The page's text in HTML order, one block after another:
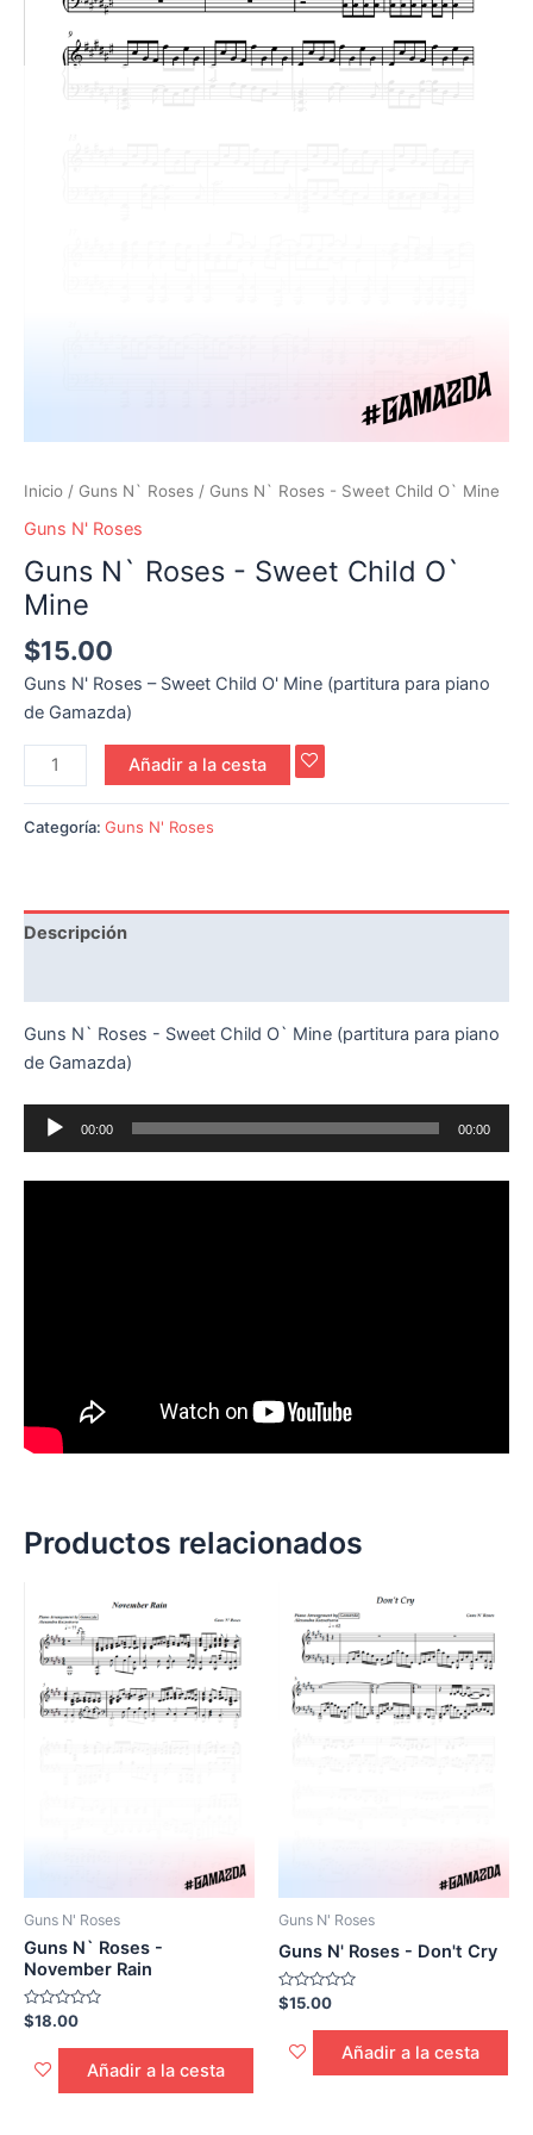
Inicio / Guns N` Roses / Guns N` Roses - Sweet Child O` Mine
Guns N' Roses
Guns N` Roses - Sweet Child O`
Mine
$15.00
Guns N' Roses – Sweet Child O' Mine (partitura para piano
de Gamazda)
Añadir a la cesta
Categoría: Guns N' Roses
Descripción
Guns N` Roses - Sweet Child O` Mine (partitura para piano
de Gamazda)
Audio
00:00 00:00
Productos relacionados
Guns N' Roses
Guns N` Roses -
November Rain
Calificado
0
$18.00
Añadir a la cesta
Guns N' Roses
Guns N' Roses - Don't Cry
Calificado
0
$15.00
Añadir a la cesta